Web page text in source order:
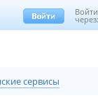
Войти
сервисы